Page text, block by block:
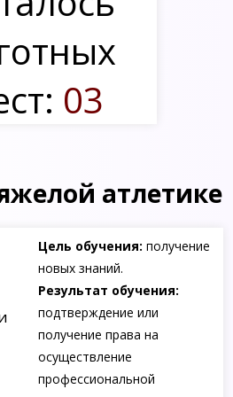
03
атлетике
Цель обучения: получение
новых знаний.
Результат обучения:
подтверждение или
получение права на
осуществление
профессиональной